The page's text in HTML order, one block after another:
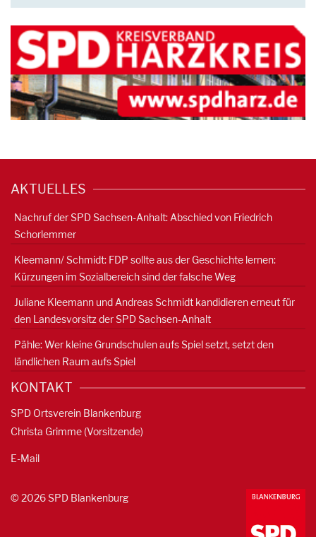
AKTUELLES
Nachruf der SPD Sachsen-Anhalt: Abschied von Friedrich
Schorlemmer
Kleemann/ Schmidt: FDP sollte aus der Geschichte lernen:
Kürzungen im Sozialbereich sind der falsche Weg
Juliane Kleemann und Andreas Schmidt kandidieren erneut für
den Landesvorsitz der SPD Sachsen-Anhalt
Pähle: Wer kleine Grundschulen aufs Spiel setzt, setzt den
ländlichen Raum aufs Spiel
KONTAKT
SPD Ortsverein Blankenburg
Christa Grimme (Vorsitzende)
E-Mail
© 2026 SPD Blankenburg